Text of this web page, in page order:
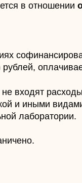
в отношении
входят
и иными
лаборатории.